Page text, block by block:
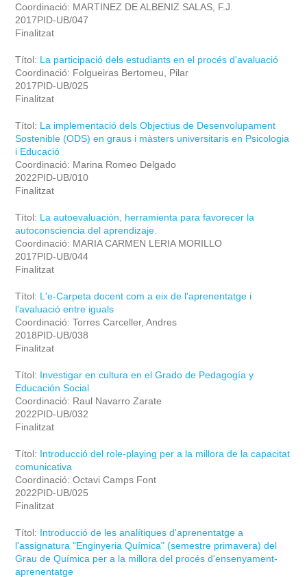
Coordinació: MARTINEZ DE ALBENIZ SALAS, F.J.
2017PID-UB/047
Finalitzat
Títol: La participació dels estudiants en el procés d'avaluació
Coordinació: Folgueiras Bertomeu, Pilar
2017PID-UB/025
Finalitzat
Títol: La implementació dels Objectius de Desenvolupament
Sostenible (ODS) en graus i màsters universitaris en Psicologia
i Educació
Coordinació: Marina Romeo Delgado
2022PID-UB/010
Finalitzat
Títol: La autoevaluación, herramienta para favorecer la
autoconsciencia del aprendizaje.
Coordinació: MARIA CARMEN LERIA MORILLO
2017PID-UB/044
Finalitzat
Títol: L'e-Carpeta docent com a eix de l'aprenentatge i
l'avaluació entre iguals
Coordinació: Torres Carceller, Andres
2018PID-UB/038
Finalitzat
Títol: Investigar en cultura en el Grado de Pedagogía y
Educación Social
Coordinació: Raul Navarro Zarate
2022PID-UB/032
Finalitzat
Títol: Introducció del role-playing per a la millora de la capacitat
comunicativa
Coordinació: Octavi Camps Font
2022PID-UB/025
Finalitzat
Títol: Introducció de les analítiques d'aprenentatge a
l'assignatura "Enginyeria Química" (semestre primavera) del
Grau de Química per a la millora del procés d'ensenyament-
aprenentatge